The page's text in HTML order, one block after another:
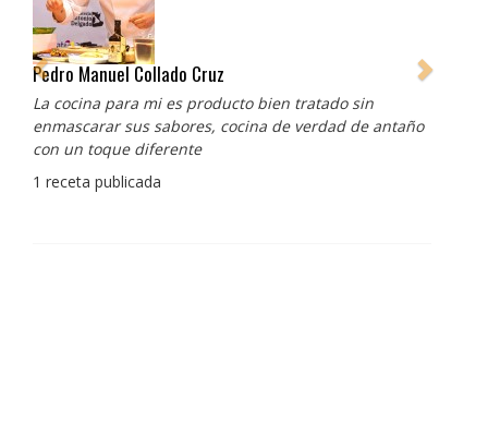
Pedro Manuel Collado Cruz
La cocina para mi es producto bien tratado sin
enmascarar sus sabores, cocina de verdad de antaño
con un toque diferente
1 receta publicada